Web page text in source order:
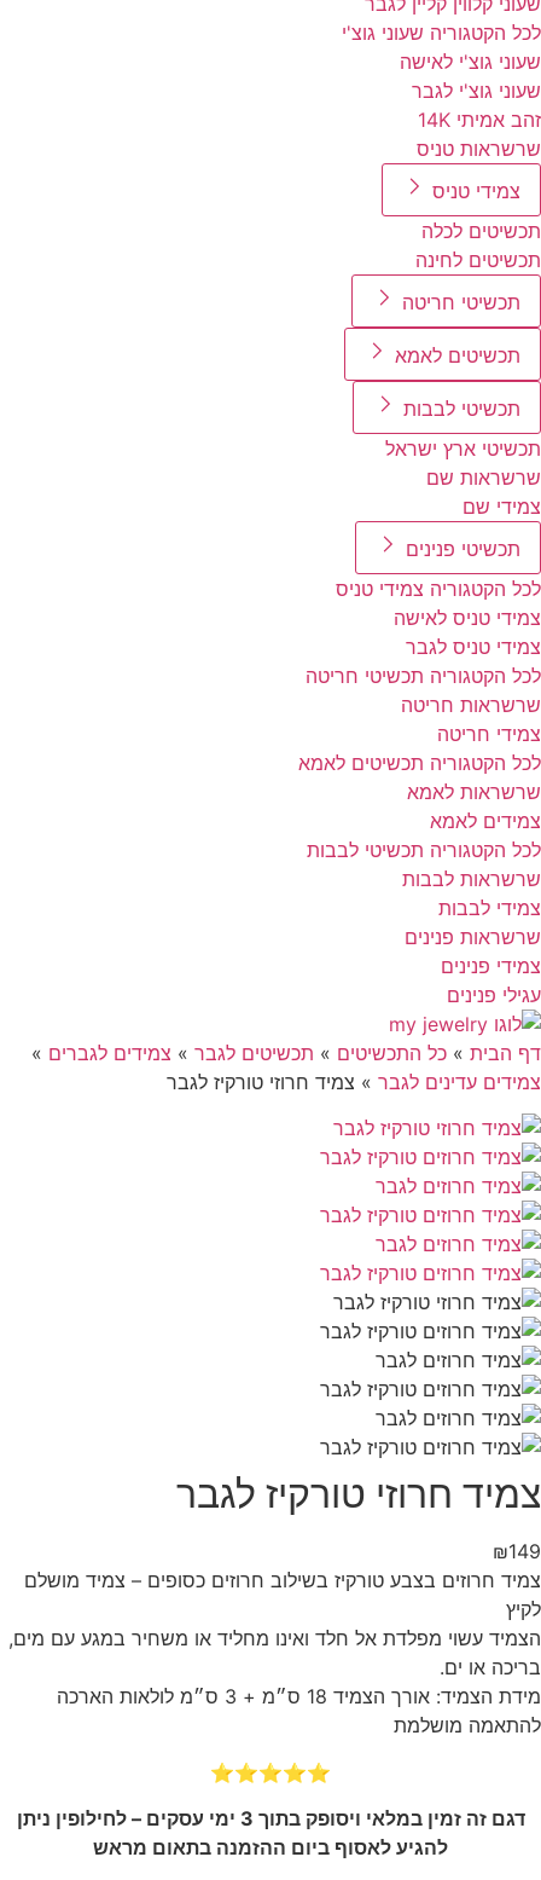
לכל הקטגוריה שעוני גוצ'י
שעוני גוצ'י לאישה
שעוני גוצ'י לגבר
זהב אמיתי 14K
שרשראות טניס
צמידי טניס
תכשיטים לכלה
תכשיטים לחינה
תכשיטי חריטה
תכשיטים לאמא
תכשיטי לבבות
תכשיטי ארץ ישראל
שרשראות שם
צמידי שם
תכשיטי פנינים
לכל הקטגוריה צמידי טניס
צמידי טניס לאישה
צמידי טניס לגבר
לכל הקטגוריה תכשיטי חריטה
שרשראות חריטה
צמידי חריטה
לכל הקטגוריה תכשיטים לאמא
שרשראות לאמא
צמידים לאמא
לכל הקטגוריה תכשיטי לבבות
שרשראות לבבות
צמידי לבבות
שרשראות פנינים
צמידי פנינים
עגילי פנינים
דף הבית » כל התכשיטים » תכשיטים לגבר » צמידים לגברים »
צמידים עדינים לגבר » צמיד חרוזי טורקיז לגבר
צמיד חרוזי טורקיז לגבר
₪149
צמיד חרוזים בצבע טורקיז בשילוב חרוזים כסופים – צמיד מושלם
לקיץ
הצמיד עשוי מפלדת אל חלד ואינו מחליד או משחיר במגע עם מים,
בריכה או ים.
מידת הצמיד: אורך הצמיד 18 ס״מ + 3 ס״מ לולאות הארכה
להתאמה מושלמת
⭐⭐⭐⭐⭐
דגם זה זמין במלאי ויסופק בתוך 3 ימי עסקים – לחילופין ניתן
להגיע לאסוף ביום ההזמנה בתאום מראש